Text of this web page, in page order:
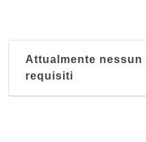
Attualmente
requisiti